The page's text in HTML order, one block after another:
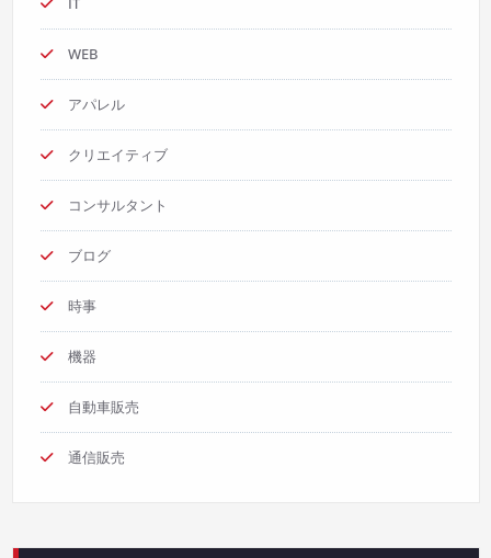
WEB
アパレル
クリエイティブ
コンサルタント
ブログ
時事
機器
自動車販売
通信販売